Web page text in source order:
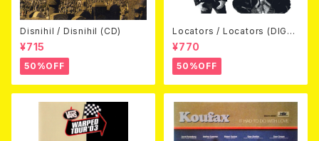
Disnihil / Disnihil (CD)
¥715
50%OFF
Locators / Locators (DIGPA
CK CD)
¥770
50%OFF